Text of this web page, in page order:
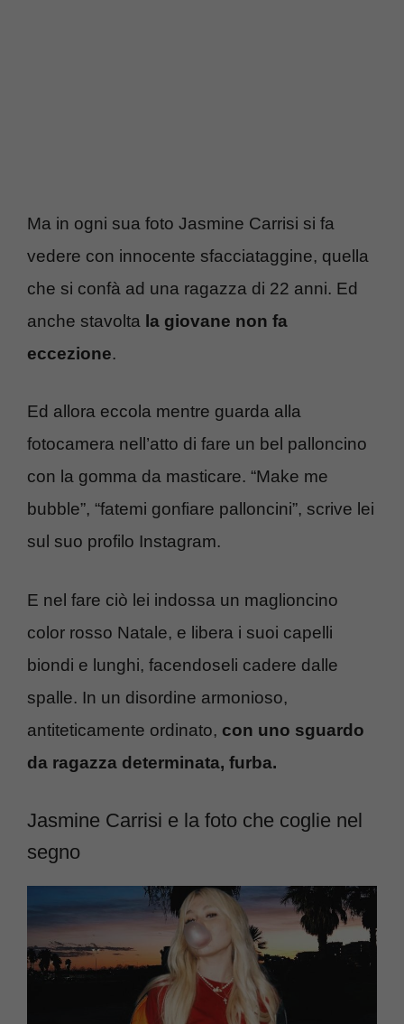
Ma in ogni sua foto Jasmine Carrisi si fa
vedere con innocente sfacciataggine, quella
che si confà ad una ragazza di 22 anni. Ed
anche stavolta la giovane non fa
eccezione.
Ed allora eccola mentre guarda alla
fotocamera nell’atto di fare un bel palloncino
con la gomma da masticare. “Make me
bubble”, “fatemi gonfiare palloncini”, scrive lei
sul suo profilo Instagram.
E nel fare ciò lei indossa un maglioncino
color rosso Natale, e libera i suoi capelli
biondi e lunghi, facendoseli cadere dalle
spalle. In un disordine armonioso,
antiteticamente ordinato, con uno sguardo
da ragazza determinata, furba.
Jasmine Carrisi e la foto che coglie nel
segno